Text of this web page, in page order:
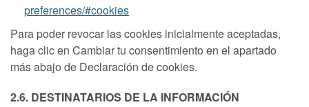
preferences/#cookies
Para poder revocar las cookies inicialmente aceptadas,
haga clic en Cambiar tu consentimiento en el apartado
más abajo de Declaración de cookies.
2.6. DESTINATARIOS DE LA INFORMACIÓN